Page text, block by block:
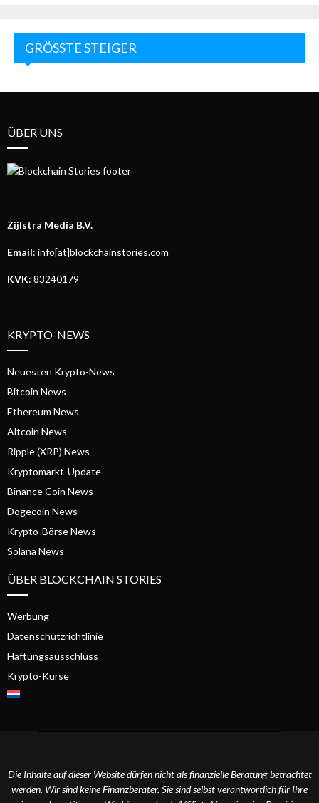
GRÖSSTE STEIGER
ÜBER UNS
Zijlstra Media B.V.
Email: info[at]blockchainstories.com
KVK: 83240179
KRYPTO-NEWS
Neuesten Krypto-News
Bitcoin News
Ethereum News
Altcoin News
Ripple (XRP) News
Kryptomarkt-Update
Binance Coin News
Dogecoin News
Krypto-Börse News
Solana News
ÜBER BLOCKCHAIN STORIES
Werbung
Datenschutzrichtlinie
Haftungsausschluss
Krypto-Kurse
Die Inhalte auf dieser Website dürfen nicht als finanzielle Beratung betrachtet
werden. Wir sind keine Finanzberater. Sie sind selbst verantwortlich für Ihre